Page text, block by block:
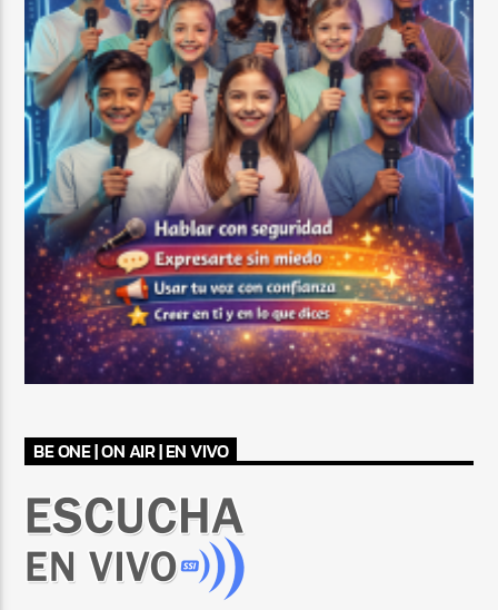
BE ONE | ON AIR | EN VIVO